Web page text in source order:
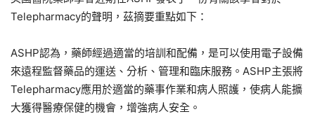
Telepharmacy的聲明，茲摘要重點如下：
ASHP認為，藥師經過適當的培訓和配備，是可以使用電子設備
來遠程監督藥品的運送、分析、管理和臨床服務。ASHP主張將
Telepharmacy應用於適當的藥事作業和病人照護，使病人能擴
大獲得醫療保健的機會，增強病人安全。